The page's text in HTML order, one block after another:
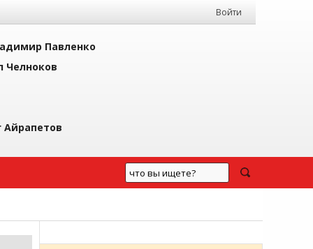
Войти
Павленко
Челноков
Айрапетов